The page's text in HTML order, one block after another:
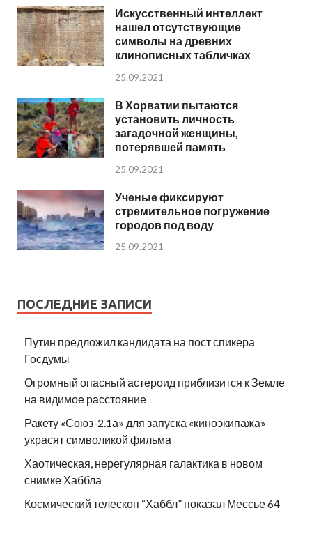
Искусственный интеллект
нашел отсутствующие
символы на древних
клинописных табличках
25.09.2021
В Хорватии пытаются
установить личность
загадочной женщины,
потерявшей память
25.09.2021
Ученые фиксируют
стремительное погружение
городов под воду
25.09.2021
ПОСЛЕДНИЕ ЗАПИСИ
Путин предложил кандидата на пост спикера
Госдумы
Огромный опасный астероид приблизится к Земле
на видимое расстояние
Ракету «Союз-2.1а» для запуска «киноэкипажа»
украсят символикой фильма
Хаотическая, нерегулярная галактика в новом
снимке Хаббла
Космический телескоп “Хаббл” показал Мессье 64